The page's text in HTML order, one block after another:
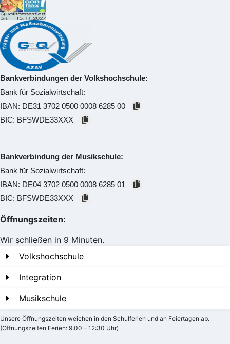
Bankverbindungen der Volkshochschule:
Bank für Sozialwirtschaft:
IBAN: DE31 3702 0500 0008 6285 00
BIC: BFSWDE33XXX
Bankverbindung der Musikschule:
Bank für Sozialwirtschaft:
IBAN: DE04 3702 0500 0008 6285 01
BIC: BFSWDE33XXX
Öffnungszeiten:
Wir schließen in 9 Minuten.
Volkshochschule
Integration
Musikschule
Unsere Öffnungszeiten weichen in den Schulferien und an Feiertagen ab.
(Öffnungszeiten Ferien: 9:00 – 12:30 Uhr)